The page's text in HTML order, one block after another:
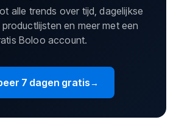
alle trends over tijd, dagelijkse
en meer met een
Boloo account.
7 dagen gratis→